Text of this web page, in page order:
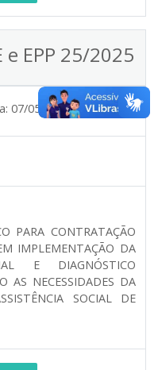
e EPP 25/2025
07/05/2025 08:30
PARA CONTRATAÇÃO
IMPLEMENTAÇÃO DA
E DIAGNÓSTICO
AS NECESSIDADES DA
SOCIAL DE